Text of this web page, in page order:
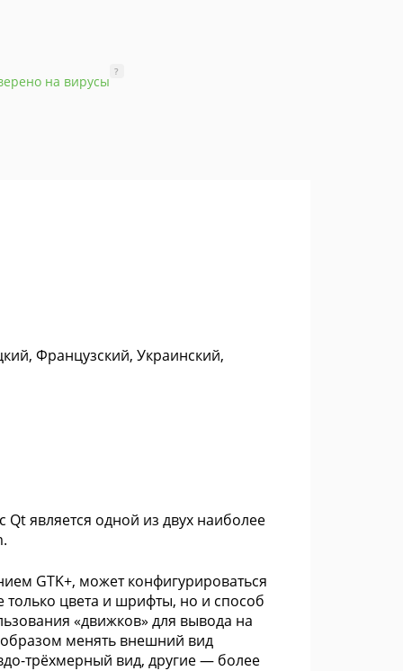
на вирусы
?
Французский, Украинский,
является одной из двух наиболее
GTK+, может конфигурироваться
цвета и шрифты, но и способ
«движков» для вывода на
менять внешний вид
трёхмерный вид, другие — более